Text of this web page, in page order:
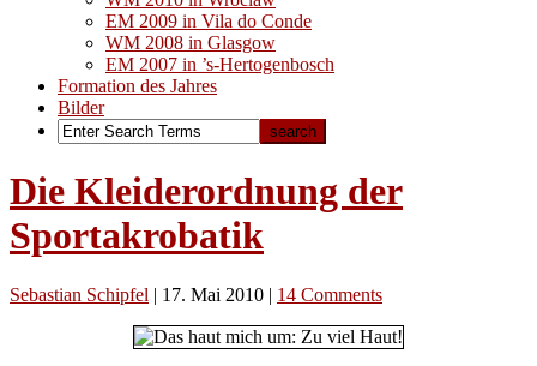
EM 2009 in Vila do Conde
WM 2008 in Glasgow
EM 2007 in ’s-Hertogenbosch
Formation des Jahres
Bilder
Die Kleiderordnung der
Sportakrobatik
Sebastian Schipfel | 17. Mai 2010 | 14 Comments